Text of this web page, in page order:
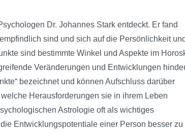
Dr. Johannes Stark entdeckt. Er fand
sind und sich auf die Persönlichkeit und
sind bestimmte Winkel und Aspekte im
Veränderungen und Entwicklungen
bezeichnet und können Aufschluss darüber
Herausforderungen sie in ihrem Leben
Astrologie oft als wichtiges
Entwicklungspotentiale einer Person besser zu